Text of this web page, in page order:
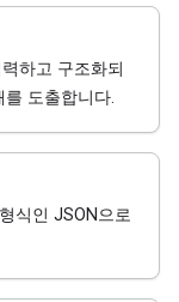
하고 구조화되
도출합니다.
식인 JSON으로